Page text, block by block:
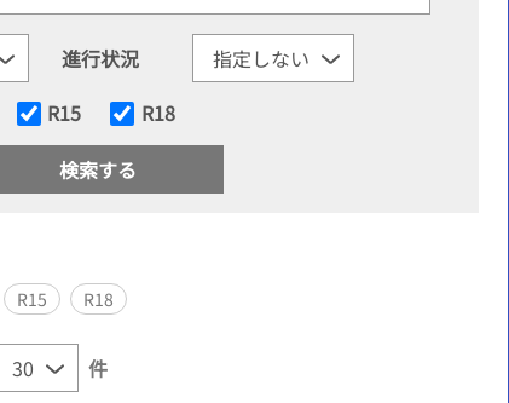
進行状況
R15 R18
R15 R18
件